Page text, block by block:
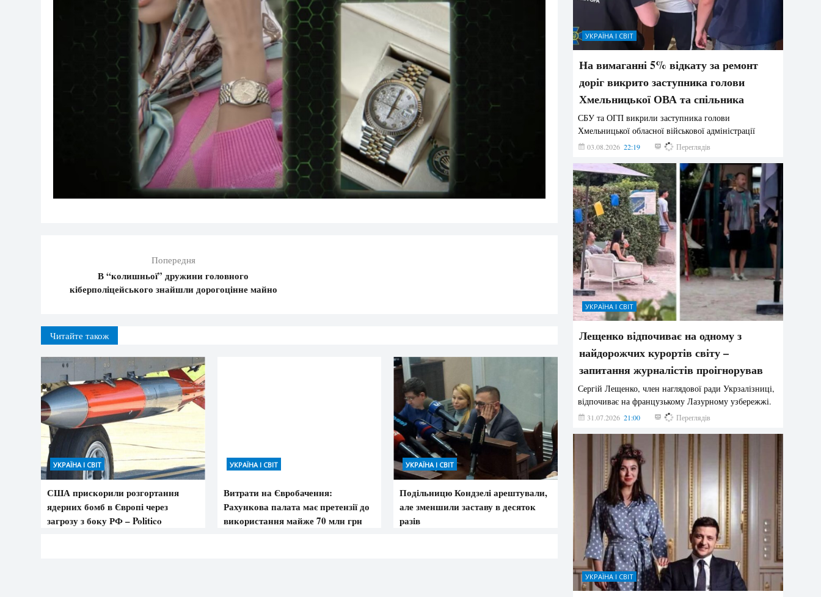
Попередня
В “колишньої” дружини головного
кіберполіцейського знайшли дорогоцінне майно
Читайте також
УКРАЇНА І СВІТ
США прискорили розгортання
ядерних бомб в Європі через
загрозу з боку РФ – Politico
УКРАЇНА І СВІТ
Витрати на Євробачення:
Рахункова палата має претензії до
використання майже 70 млн грн
УКРАЇНА І СВІТ
Подільницю Кондзелі арештували,
але зменшили заставу в десяток
разів
УКРАЇНА І СВІТ
На вимаганні 5% відкату за ремонт
доріг викрито заступника голови
Хмельницької ОВА та спільника
СБУ та ОГП викрили заступника голови
Хмельницької обласної військової адміністрації
03.08.2026 22:19 860 Переглядів
УКРАЇНА І СВІТ
Лещенко відпочиває на одному з
найдорожчих курортів світу –
запитання журналістів проігнорував
Сергій Лещенко, член наглядової ради Укрзалізниці,
відпочиває на французькому Лазурному узбережжі.
31.07.2026 21:00 220 Переглядів
УКРАЇНА І СВІТ